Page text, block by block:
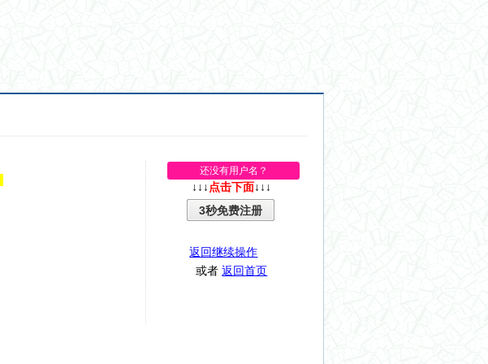
还没有用户名？
↓↓↓ 点击下面 ↓↓↓
3秒免费注册
返回继续操作
或者返回首页